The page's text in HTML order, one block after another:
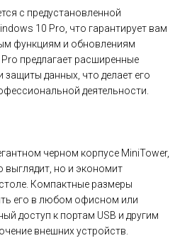
с предустановленной
10 Pro, что гарантирует вам
функциям и обновлениям
предлагает расширенные
данных, что делает его
деятельности.
черном корпусе MiniTower,
выглядит, но и экономит
Компактные размеры
его в любом офисном или
доступ к портам USB и другим
внешних устройств.